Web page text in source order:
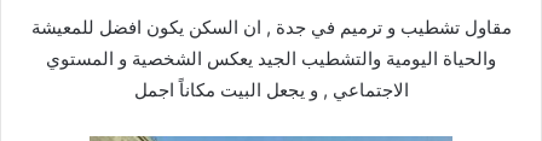
مقاول تشطيب و ترميم في جدة , ان السكن يكون افضل للمعيشة
والحياة اليومية والتشطيب الجيد يعكس الشخصية و المستوي
الاجتماعي , و يجعل البيت مكاناً اجمل